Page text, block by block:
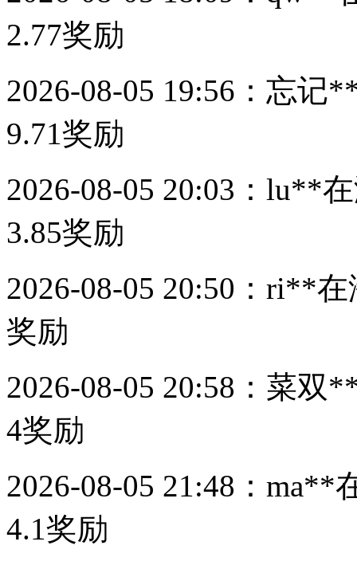
2.77奖励
2026-08-05 19:56： 忘记
9.71奖励
2026-08-05 20:03： lu**
3.85奖励
2026-08-05 20:50： ri**在
奖励
2026-08-05 20:58： 菜双
4奖励
2026-08-05 21:48： ma**
4.1奖励